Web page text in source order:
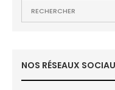
NOS RÉSEAUX